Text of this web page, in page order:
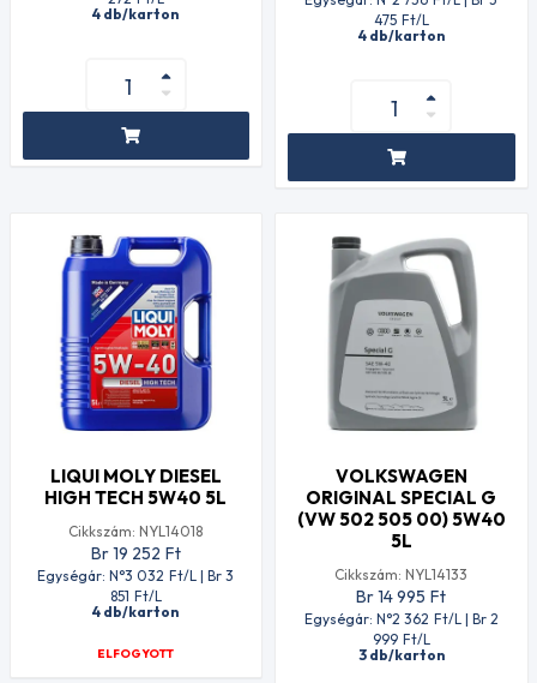
4 db/karton
475 Ft/L
4 db/karton
LIQUI MOLY DIESEL
HIGH TECH 5W40 5L
Cikkszám: NYL14018
Br 19 252 Ft
Egységár: N°3 032 Ft/L | Br 3
851 Ft/L
4 db/karton
ELFOGYOTT
VOLKSWAGEN
ORIGINAL SPECIAL G
(VW 502 505 00) 5W40
5L
Cikkszám: NYL14133
Br 14 995 Ft
Egységár: N°2 362 Ft/L | Br 2
999 Ft/L
3 db/karton